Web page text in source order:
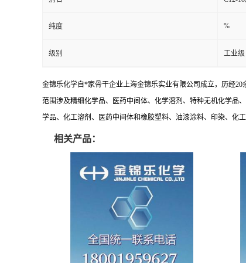
纯度 %
级别 工业级
金锦乐化学自*家骨干企业上海金锦乐实业有限公司成立，历经
范围涉及精细化学品、医药中间体、化学溶剂、特种无机化学品
学品、化工溶剂、医药中间体和橡胶塑料、油漆涂料、印染、化
相关产品：